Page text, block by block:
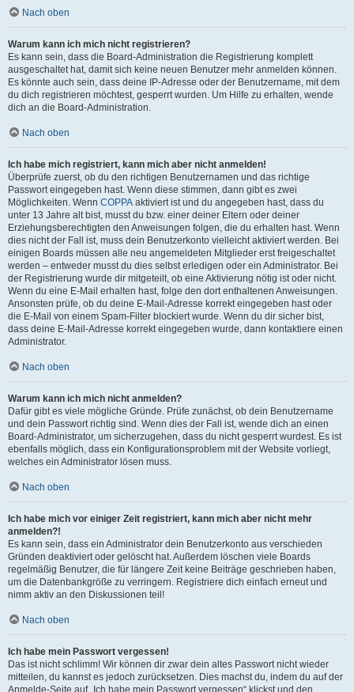
Nach oben
Warum kann ich mich nicht registrieren?
Es kann sein, dass die Board-Administration die Registrierung komplett
ausgeschaltet hat, damit sich keine neuen Benutzer mehr anmelden können.
Es könnte auch sein, dass deine IP-Adresse oder der Benutzername, mit dem
du dich registrieren möchtest, gesperrt wurden. Um Hilfe zu erhalten, wende
dich an die Board-Administration.
Nach oben
Ich habe mich registriert, kann mich aber nicht anmelden!
Überprüfe zuerst, ob du den richtigen Benutzernamen und das richtige
Passwort eingegeben hast. Wenn diese stimmen, dann gibt es zwei
Möglichkeiten. Wenn COPPA aktiviert ist und du angegeben hast, dass du
unter 13 Jahre alt bist, musst du bzw. einer deiner Eltern oder deiner
Erziehungsberechtigten den Anweisungen folgen, die du erhalten hast. Wenn
dies nicht der Fall ist, muss dein Benutzerkonto vielleicht aktiviert werden. Bei
einigen Boards müssen alle neu angemeldeten Mitglieder erst freigeschaltet
werden – entweder musst du dies selbst erledigen oder ein Administrator. Bei
der Registrierung wurde dir mitgeteilt, ob eine Aktivierung nötig ist oder nicht.
Wenn du eine E-Mail erhalten hast, folge den dort enthaltenen Anweisungen.
Ansonsten prüfe, ob du deine E-Mail-Adresse korrekt eingegeben hast oder
die E-Mail von einem Spam-Filter blockiert wurde. Wenn du dir sicher bist,
dass deine E-Mail-Adresse korrekt eingegeben wurde, dann kontaktiere einen
Administrator.
Nach oben
Warum kann ich mich nicht anmelden?
Dafür gibt es viele mögliche Gründe. Prüfe zunächst, ob dein Benutzername
und dein Passwort richtig sind. Wenn dies der Fall ist, wende dich an einen
Board-Administrator, um sicherzugehen, dass du nicht gesperrt wurdest. Es ist
ebenfalls möglich, dass ein Konfigurationsproblem mit der Website vorliegt,
welches ein Administrator lösen muss.
Nach oben
Ich habe mich vor einiger Zeit registriert, kann mich aber nicht mehr
anmelden?!
Es kann sein, dass ein Administrator dein Benutzerkonto aus verschieden
Gründen deaktiviert oder gelöscht hat. Außerdem löschen viele Boards
regelmäßig Benutzer, die für längere Zeit keine Beiträge geschrieben haben,
um die Datenbankgröße zu verringern. Registriere dich einfach erneut und
nimm aktiv an den Diskussionen teil!
Nach oben
Ich habe mein Passwort vergessen!
Das ist nicht schlimm! Wir können dir zwar dein altes Passwort nicht wieder
mitteilen, du kannst es jedoch zurücksetzen. Dies machst du, indem du auf der
Anmelde-Seite auf „Ich habe mein Passwort vergessen“ klickst und den